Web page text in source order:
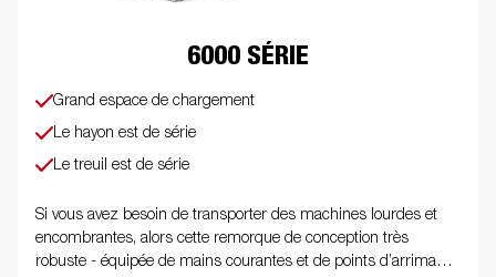
6000 SÉRIE
Grand espace de chargement
Le hayon est de série
Le treuil est de série
Si vous avez besoin de transporter des machines lourdes et
encombrantes, alors cette remorque de conception très
robuste - équipée de mains courantes et de points d’arrimage